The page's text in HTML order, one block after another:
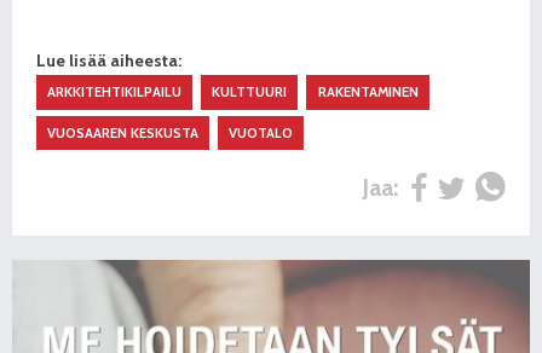
Lue lisää aiheesta:
ARKKITEHTIKILPAILU KULTTUURI RAKENTAMINEN
VUOSAAREN KESKUSTA VUOTALO
Jaa: